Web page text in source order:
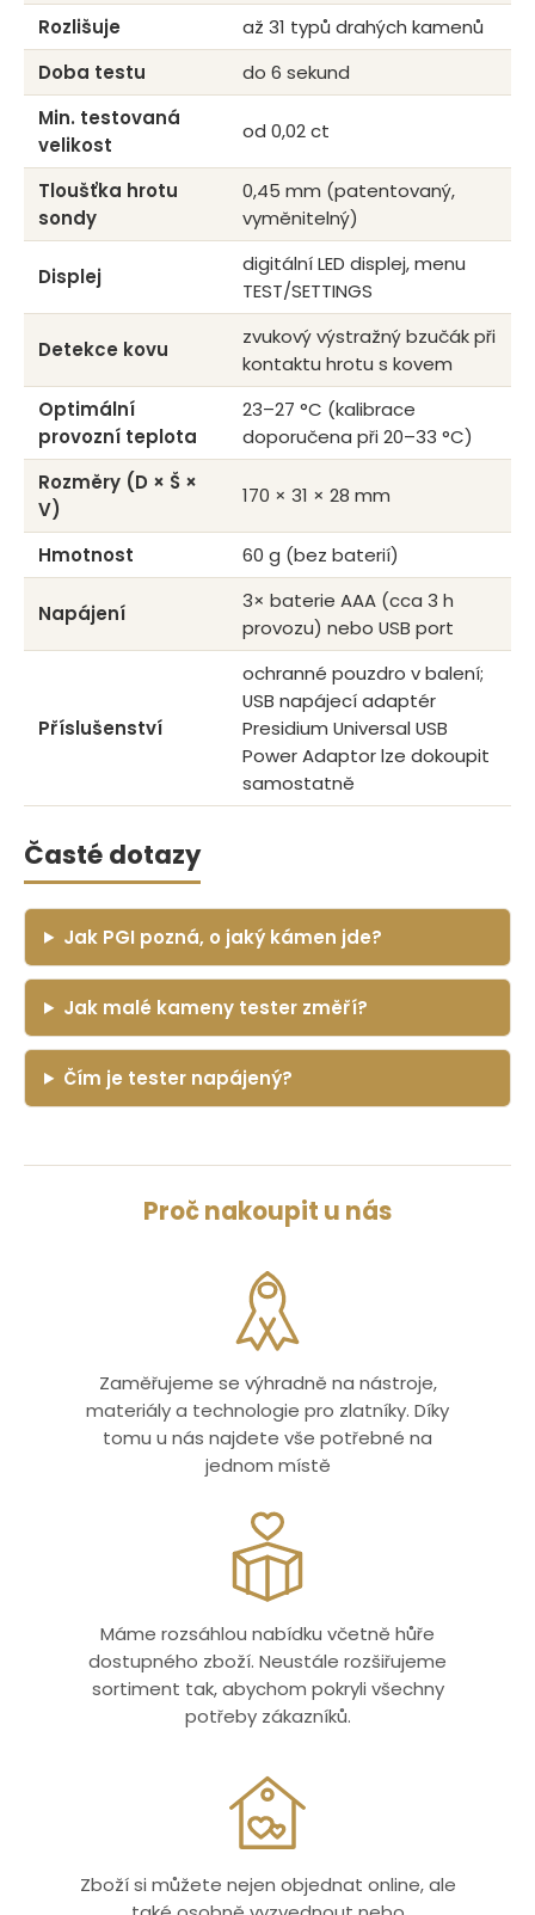
Rozlišuje
až 31 typů drahých kamenů
Doba testu
do 6 sekund
Min. testovaná
velikost
od 0,02 ct
Tloušťka hrotu
sondy
0,45 mm (patentovaný,
vyměnitelný)
Displej
digitální LED displej, menu
TEST/SETTINGS
Detekce kovu
zvukový výstražný bzučák při
kontaktu hrotu s kovem
Optimální
provozní teplota
23–27 °C (kalibrace
doporučena při 20–33 °C)
Rozměry (D × Š ×
V)
170 × 31 × 28 mm
Hmotnost 60 g (bez baterií)
Napájení
3× baterie AAA (cca 3 h
provozu) nebo USB port
Příslušenství
ochranné pouzdro v balení;
USB napájecí adaptér
Presidium Universal USB
Power Adaptor lze dokoupit
samostatně
Časté dotazy
Jak PGI pozná, o jaký kámen jde?
Jak malé kameny tester změří?
Čím je tester napájený?
Proč nakoupit u nás
Zaměřujeme se výhradně na nástroje,
materiály a technologie pro zlatníky. Díky
tomu u nás najdete vše potřebné na
jednom místě
Máme rozsáhlou nabídku včetně hůře
dostupného zboží. Neustále rozšiřujeme
sortiment tak, abychom pokryli všechny
potřeby zákazníků.
Zboží si můžete nejen objednat online, ale